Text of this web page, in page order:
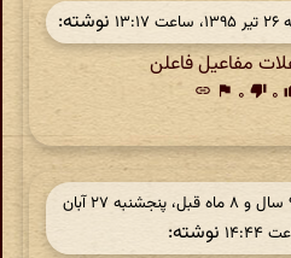
نوشته:
مفاعیل فاعلن
۰ thumb_down ۰ flag
link
در ‫۹ سال و ۸ ماه قبل، پنجشنبه ۲۷ آبان
نوشته: